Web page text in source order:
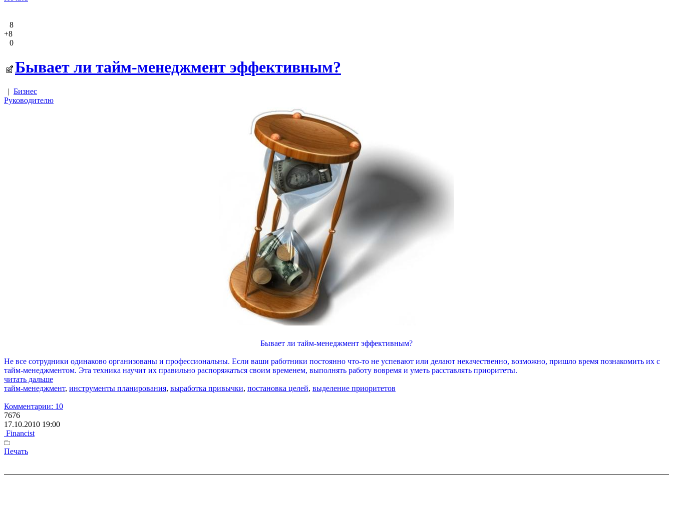
8
+8
0
Бывает ли тайм-менеджмент эффективным?
| Бизнес
Руководителю
Бывает ли тайм-менеджмент эффективным?
Не все сотрудники одинаково организованы и профессиональны. Если ваши работники постоянно что-то не успевают или делают некачественно, возможно, пришло время познакомить их с
тайм-менеджментом. Эта техника научит их правильно распоряжаться своим временем, выполнять работу вовремя и уметь расставлять приоритеты.
читать дальше
тайм-менеджмент, инструменты планирования, выработка привычки, постановка целей, выделение приоритетов
Комментарии: 10
7676
17.10.2010 19:00
Financist
Печать